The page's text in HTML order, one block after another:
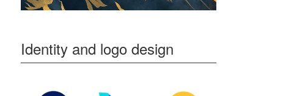
Identity and logo design